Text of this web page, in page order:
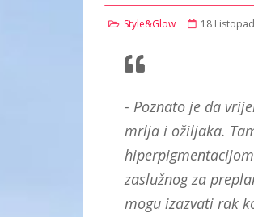
Style&Glow 18
- Poznato je da
mrlja i ožiljaka.
zaslužnog za
mogu izazvati rak